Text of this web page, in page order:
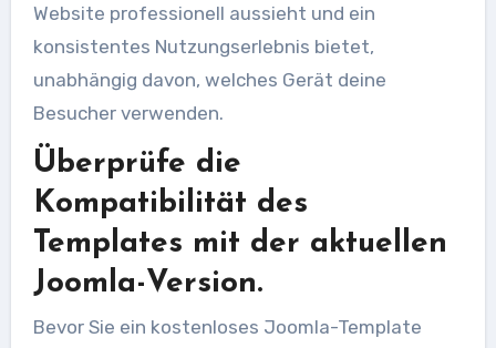
Website professionell aussieht und ein
konsistentes Nutzungserlebnis bietet,
unabhängig davon, welches Gerät deine
Besucher verwenden.
Überprüfe die
Kompatibilität des
Templates mit der aktuellen
Joomla-Version.
Bevor Sie ein kostenloses Joomla-Template